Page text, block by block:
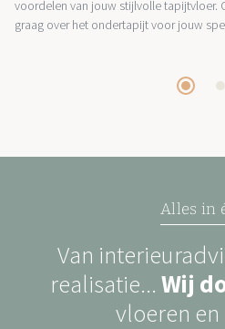
voordelen van jouw stijlvolle tapijtvloer.
graag over het ondertapijt voor jouw
Alles in
Van
realisatie... Wij
vloeren en